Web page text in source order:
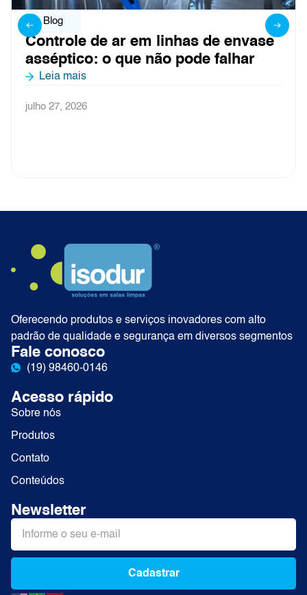
Blog
Controle de ar em linhas de envase
asséptico: o que não pode falhar
Leia mais
julho 27, 2026
Oferecendo produtos e serviços inovadores com alto
padrão de qualidade e segurança em diversos segmentos
Fale conosco
(19) 98460-0146
Acesso rápido
Sobre nós
Produtos
Contato
Conteúdos
Newsletter
Cadastrar